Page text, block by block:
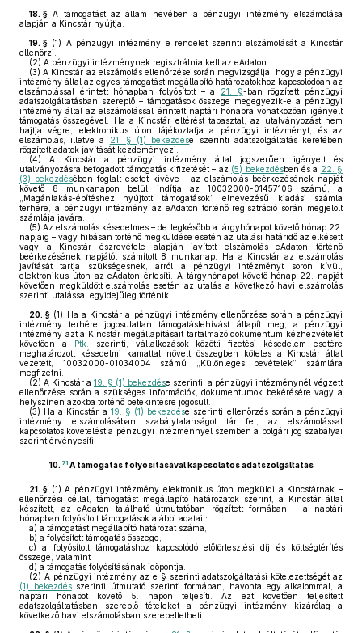
18. § A támogatást az állam nevében a pénzügyi intézmény elszámolása
alapján a Kincstár nyújtja.
19. § (1) A pénzügyi intézmény e rendelet szerinti elszámolását a Kincstár
ellenőrzi.
(2) A pénzügyi intézménynek regisztrálnia kell az eAdaton.
(3) A Kincstár az elszámolás ellenőrzése során megvizsgálja, hogy a pénzügyi
intézmény által az egyes támogatást megállapító határozatokhoz kapcsolódóan az
elszámolással érintett hónapban folyósított – a 21. §-ban rögzített pénzügyi
adatszolgáltatásban szereplő – támogatások összege megegyezik-e a pénzügyi
intézmény által az elszámolással érintett naptári hónapra vonatkozóan igényelt
támogatás összegével. Ha a Kincstár eltérést tapasztal, az utalványozást nem
hajtja végre, elektronikus úton tájékoztatja a pénzügyi intézményt, és az
elszámolás, illetve a
21. § (1) bekezdése szerinti adatszolgáltatás keretében
rögzített adatok javítását kezdeményezi.
(4) A Kincstár a pénzügyi intézmény által jogszerűen igényelt és
utalványozásra befogadott támogatás kifizetését – az (5) bekezdésben és a 22. §
(3) bekezdésében foglalt esetet kivéve – az elszámolás beérkezésének napját
követő 8 munkanapon belül indítja az 10032000-01457106 számú, a
„Magánlakás-építéshez nyújtott támogatások” elnevezésű kiadási számla
terhére, a pénzügyi intézmény az eAdaton történő regisztráció során megjelölt
számlája javára.
(5) Az elszámolás késedelmes – de legkésőbb a tárgyhónapot követő hónap 22.
napjáig – vagy hibásan történő megküldése esetén az utalási határidő az elkésett
vagy a Kincstár észrevétele alapján javított elszámolás eAdaton történő
beérkezésének napjától számított 8 munkanap. Ha a Kincstár az elszámolás
javítását tartja szükségesnek, arról a pénzügyi intézményt soron kívül,
elektronikus úton az eAdaton értesíti. A tárgyhónapot követő hónap 22. napját
követően megküldött elszámolás esetén az utalás a következő havi elszámolás
szerinti utalással egyidejűleg történik.
20. § (1) Ha a Kincstár a pénzügyi intézmény ellenőrzése során a pénzügyi
intézmény terhére jogosulatlan támogatáslehívást állapít meg, a pénzügyi
intézmény azt a Kincstár megállapításait tartalmazó dokumentum kézhezvételét
követően a
Ptk.
szerinti, vállalkozások közötti fizetési késedelem esetére
meghatározott késedelmi kamattal növelt összegben köteles a Kincstár által
vezetett, 10032000-01034004 számú „Különleges bevételek” számlára
megfizetni.
(2) A Kincstár a 19. § (1) bekezdése szerinti, a pénzügyi intézménynél végzett
ellenőrzése során a szükséges információk, dokumentumok bekérésére vagy a
helyszínen azokba történő betekintésre jogosult.
(3) Ha a Kincstár a 19. § (1) bekezdése szerinti ellenőrzés során a pénzügyi
intézmény elszámolásában szabálytalanságot tár fel, az elszámolással
kapcsolatos követelést a pénzügyi intézménnyel szemben a polgári jog szabályai
szerint érvényesíti.
10. 71A támogatás folyósításával kapcsolatos adatszolgáltatás
21. § (1) A pénzügyi intézmény elektronikus úton megküldi a Kincstárnak –
ellenőrzési céllal, támogatást megállapító határozatok szerint, a Kincstár által
készített, az eAdaton található útmutatóban rögzített formában – a naptári
hónapban folyósított támogatások alábbi adatait:
a) a támogatást megállapító határozat száma,
b) a folyósított támogatás összege,
c) a folyósított támogatáshoz kapcsolódó előtörlesztési díj és költségtérítés
összege, valamint
d) a támogatás folyósításának időpontja.
(2) A pénzügyi intézmény az e § szerinti adatszolgáltatási kötelezettségét az
(1) bekezdésszerinti útmutató szerinti formában, havonta egy alkalommal, a
naptári hónapot követő 5. napon teljesíti. Az ezt követően teljesített
adatszolgáltatásban szereplő tételeket a pénzügyi intézmény kizárólag a
következő havi elszámolásban szerepeltetheti.